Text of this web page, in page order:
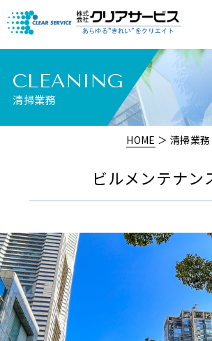
CLEANING
清掃業務
HOME ＞ 清掃業
ビルメンテナン